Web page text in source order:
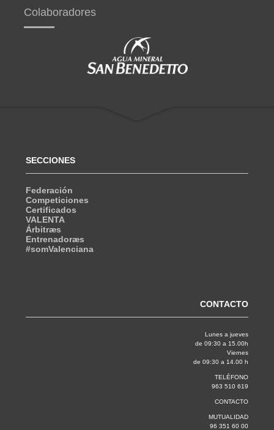
Colaboradores
SECCIONES
Federación
Competiciones
Certificados
VALENTA
Árbitræs
Entrenadoræs
#somValenciana
CONTACTO
Lunes a jueves
de 09:30 a 15.00h
Viernes
de 09:30 a 14.00 h
TELÉFONO
963 510 619
CONTACTO
MUTUALIDAD
96 351 60 00